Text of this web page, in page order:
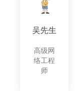
吴先生
高级网
络工程
师